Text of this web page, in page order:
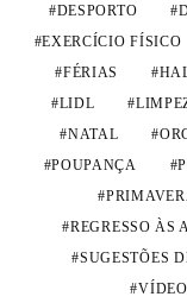
DESPORTO
EXERCÍCIO FÍSICO
FÉRIAS
LIDL
NATAL
POUPANÇA
REGRESSO ÀS
SUGESTÕES
VÍDEO